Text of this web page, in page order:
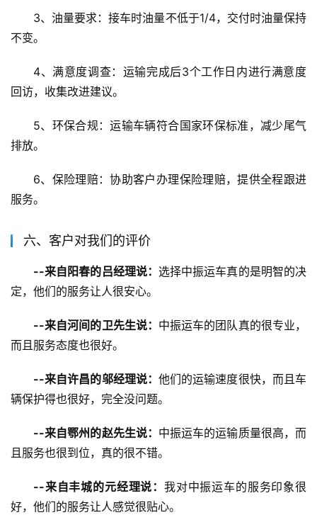
3、油量要求：接车时油量不低于1/4，交付时油量保持
不变。
4、满意度调查：运输完成后3个工作日内进行满意度
回访，收集改进建议。
5、环保合规：运输车辆符合国家环保标准，减少尾气
排放。
6、保险理赔：协助客户办理保险理赔，提供全程跟进
服务。
六、客户对我们的评价
--来自阳春的吕经理说： 选择中振运车真的是明智的决
定，他们的服务让人很安心。
--来自河间的卫先生说： 中振运车的团队真的很专业，
而且服务态度也很好。
--来自许昌的邬经理说： 他们的运输速度很快，而且车
辆保护得也很好，完全没问题。
--来自鄂州的赵先生说： 中振运车的运输质量很高，而
且服务也很到位，真的很不错。
--来自丰城的元经理说： 我对中振运车的服务印象很
好，他们的服务让人感觉很贴心。